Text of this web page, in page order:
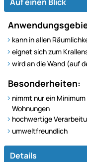
kann in allen
eignet sich zum
wird an die Wand (auf
Besonderheiten:
nimmt nur ein
Wohnungen
hochwertige
umweltfreundlich
Details